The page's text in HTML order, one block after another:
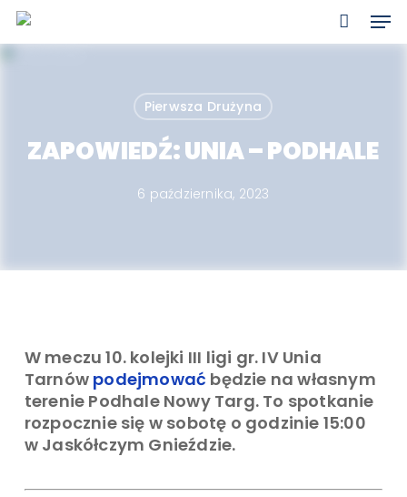
Skip
to
main
Pierwsza Drużyna
ZAPOWIEDŹ: UNIA – PODHALE
6 października, 2023
W meczu 10. kolejki III ligi gr. IV Unia
Tarnów podejmować będzie na własnym
terenie Podhale Nowy Targ. To spotkanie
rozpocznie się w sobotę o godzinie 15:00
w Jaskółczym Gnieździe.